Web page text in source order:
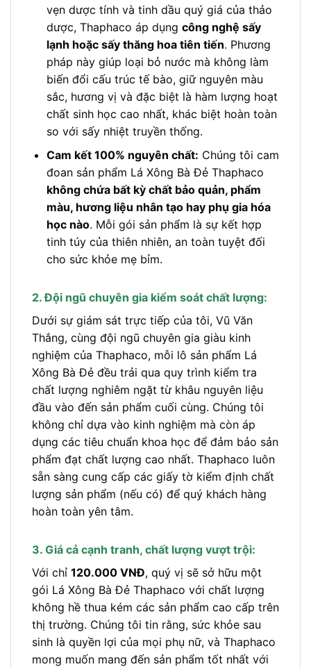
vẹn dược tính và tinh dầu quý giá của thảo
dược, Thaphaco áp dụng công nghệ sấy
lạnh hoặc sấy thăng hoa tiên tiến. Phương
pháp này giúp loại bỏ nước mà không làm
biến đổi cấu trúc tế bào, giữ nguyên màu
sắc, hương vị và đặc biệt là hàm lượng hoạt
chất sinh học cao nhất, khác biệt hoàn toàn
so với sấy nhiệt truyền thống.
Cam kết 100% nguyên chất: Chúng tôi cam
đoan sản phẩm Lá Xông Bà Đẻ Thaphaco
không chứa bất kỳ chất bảo quản, phẩm
màu, hương liệu nhân tạo hay phụ gia hóa
học nào. Mỗi gói sản phẩm là sự kết hợp
tinh túy của thiên nhiên, an toàn tuyệt đối
cho sức khỏe mẹ bỉm.
2. Đội ngũ chuyên gia kiểm soát chất lượng:
Dưới sự giám sát trực tiếp của tôi, Vũ Văn
Thắng, cùng đội ngũ chuyên gia giàu kinh
nghiệm của Thaphaco, mỗi lô sản phẩm Lá
Xông Bà Đẻ đều trải qua quy trình kiểm tra
chất lượng nghiêm ngặt từ khâu nguyên liệu
đầu vào đến sản phẩm cuối cùng. Chúng tôi
không chỉ dựa vào kinh nghiệm mà còn áp
dụng các tiêu chuẩn khoa học để đảm bảo sản
phẩm đạt chất lượng cao nhất. Thaphaco luôn
sẵn sàng cung cấp các giấy tờ kiểm định chất
lượng sản phẩm (nếu có) để quý khách hàng
hoàn toàn yên tâm.
3. Giá cả cạnh tranh, chất lượng vượt trội:
Với chỉ 120.000 VNĐ, quý vị sẽ sở hữu một
gói Lá Xông Bà Đẻ Thaphaco với chất lượng
không hề thua kém các sản phẩm cao cấp trên
thị trường. Chúng tôi tin rằng, sức khỏe sau
sinh là quyền lợi của mọi phụ nữ, và Thaphaco
mong muốn mang đến sản phẩm tốt nhất với